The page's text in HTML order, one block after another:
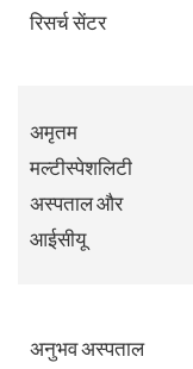
रिसर्च सेंटर
अमृतम
मल्टीस्पेशलिटी
अस्पताल और
आईसीयू
अनुभव अस्पताल